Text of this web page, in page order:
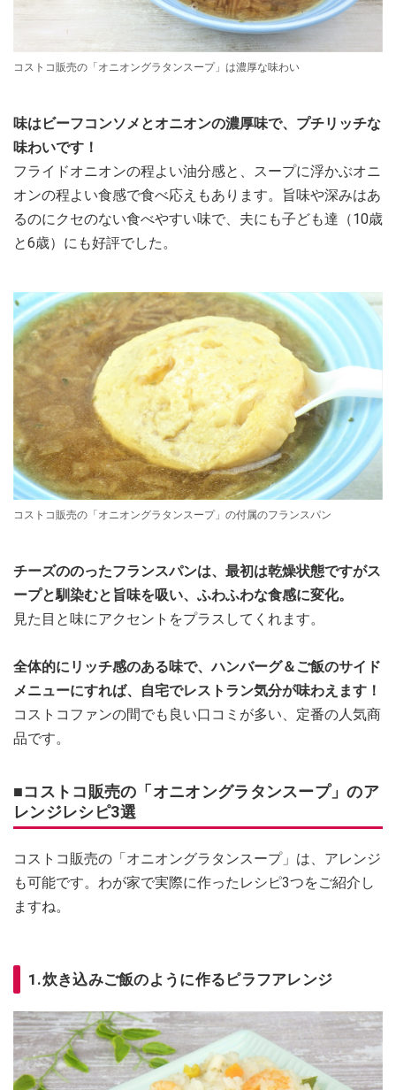
コストコ販売の「オニオングラタンスープ」は濃厚な味わい
味はビーフコンソメとオニオンの濃厚味で、プチリッチな
味わいです！
フライドオニオンの程よい油分感と、スープに浮かぶオニ
オンの程よい食感で食べ応えもあります。旨味や深みはあ
るのにクセのない食べやすい味で、夫にも子ども達（10歳
と6歳）にも好評でした。
コストコ販売の「オニオングラタンスープ」の付属のフランスパン
チーズののったフランスパンは、最初は乾燥状態ですがス
ープと馴染むと旨味を吸い、ふわふわな食感に変化。
見た目と味にアクセントをプラスしてくれます。
全体的にリッチ感のある味で、ハンバーグ＆ご飯のサイド
メニューにすれば、自宅でレストラン気分が味わえます！
コストコファンの間でも良い口コミが多い、定番の人気商
品です。
■コストコ販売の「オニオングラタンスープ」のア
レンジレシピ3選
コストコ販売の「オニオングラタンスープ」は、アレンジ
も可能です。わが家で実際に作ったレシピ3つをご紹介し
ますね。
1.炊き込みご飯のように作るピラフアレンジ